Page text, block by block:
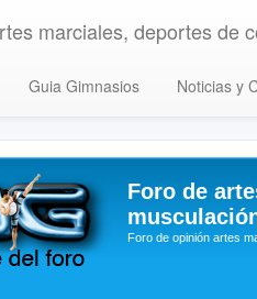
marciales, deportes de
Guia Gimnasios Noticias y
Foro de
Foro de opinión artes